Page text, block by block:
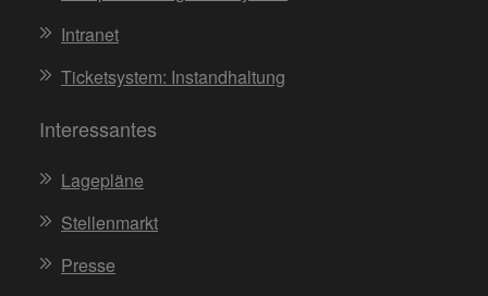
Intranet
Ticketsystem: Instandhaltung
Interessantes
Lagepläne
Stellenmarkt
Presse